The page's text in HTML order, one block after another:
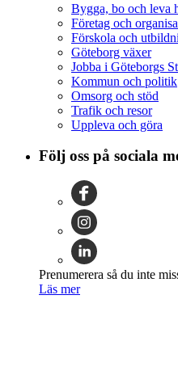
Bygga, bo och leva
Företag och
Förskola och
Göteborg växer
Jobba i Göteborgs
Kommun och politik
Omsorg och stöd
Trafik och resor
Uppleva och göra
Följ oss på sociala
Prenumerera så du inte
Läs mer